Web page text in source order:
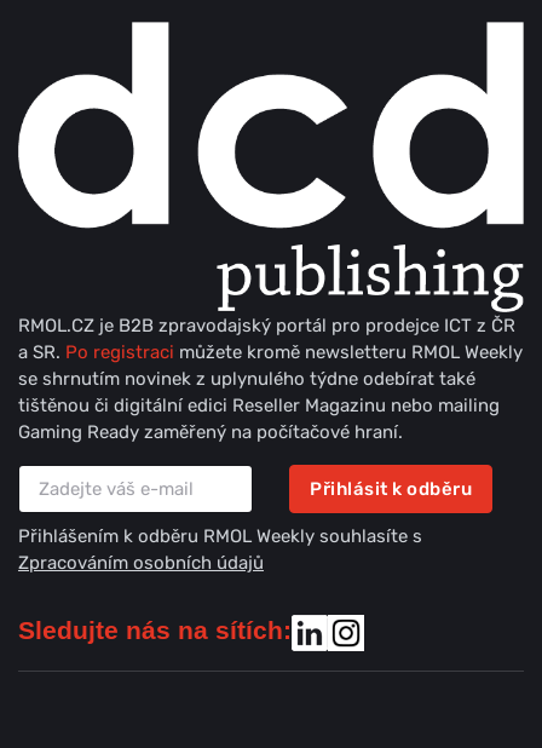
RMOL.CZ je B2B zpravodajský portál pro prodejce ICT z ČR
a SR. Po registraci můžete kromě newsletteru RMOL Weekly
se shrnutím novinek z uplynulého týdne odebírat také
tištěnou či digitální edici Reseller Magazinu nebo mailing
Gaming Ready zaměřený na počítačové hraní.
Přihlásit k odběru
Přihlášením k odběru RMOL Weekly souhlasíte s
Zpracováním osobních údajů
Sledujte nás na sítích: